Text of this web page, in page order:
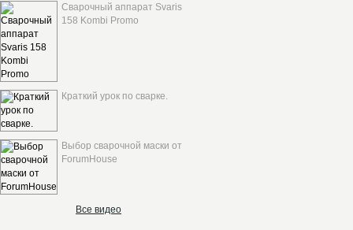
Сварочный аппарат Svaris
158 Kombi Promo
Краткий урок по сварке.
Выбор сварочной маски от
ForumHouse
Все видео